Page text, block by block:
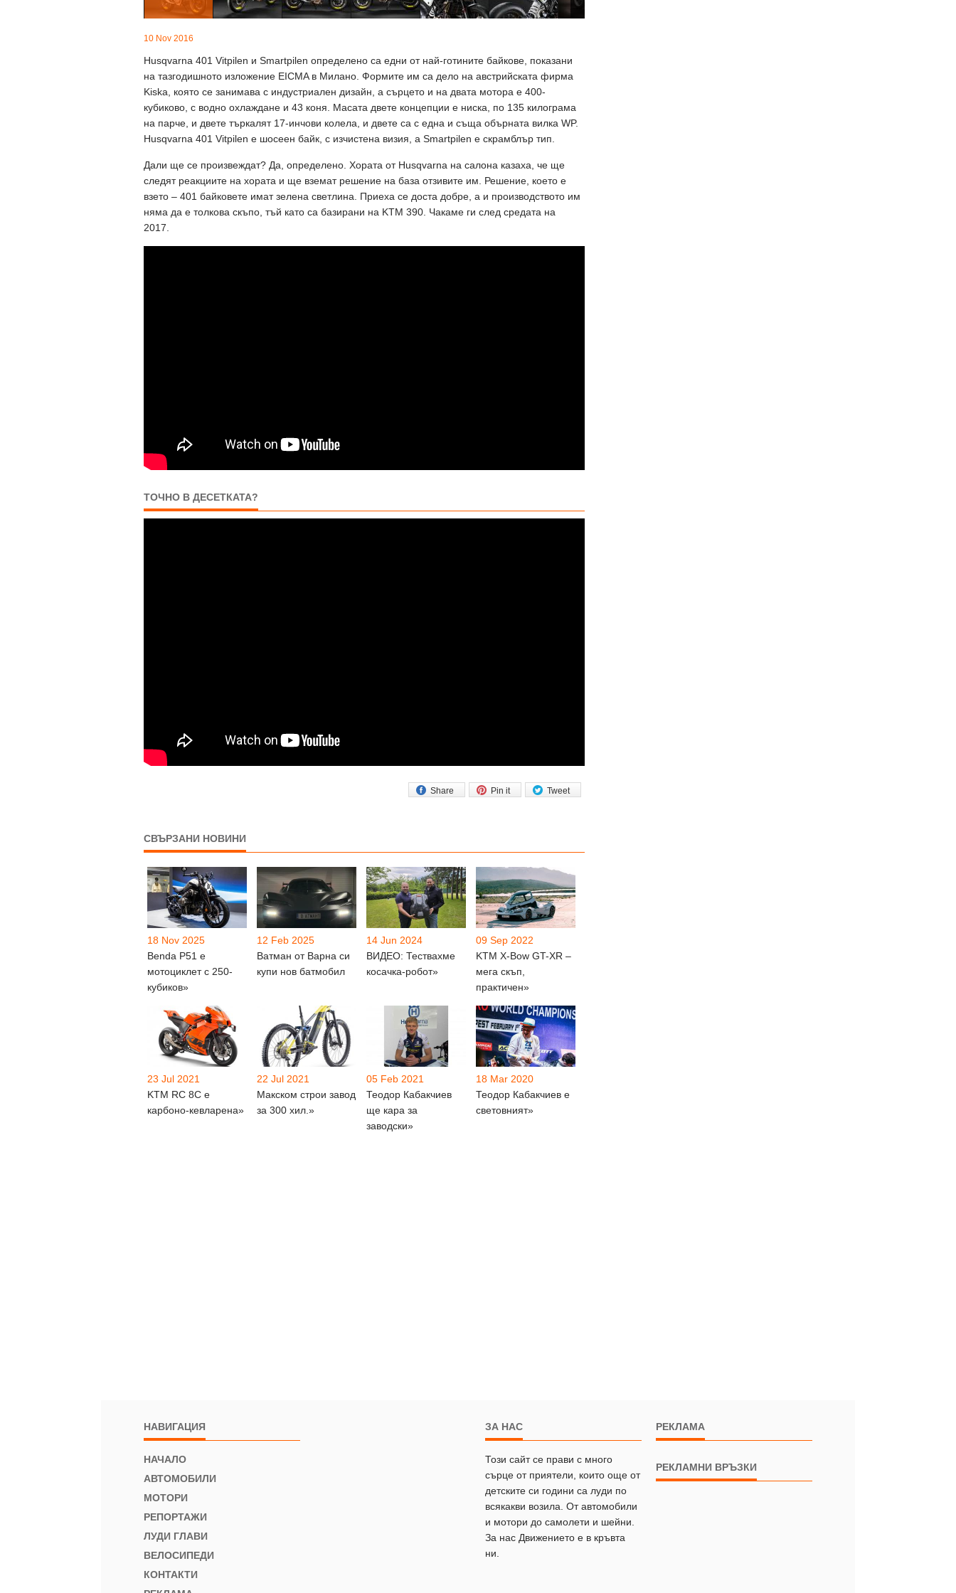
10 Nov 2016
Husqvarna 401 Vitpilen и Smartpilen определено са едни от най-готините байкове, показани
на тазгодишното изложение EICMA в Милано. Формите им са дело на австрийската фирма
Kiska, която се занимава с индустриален дизайн, а сърцето и на двата мотора е 400-
кубиково, с водно охлаждане и 43 коня. Масата двете концепции е ниска, по 135 килограма
на парче, и двете търкалят 17-инчови колела, и двете са с една и съща обърната вилка WP.
Husqvarna 401 Vitpilen е шосеен байк, с изчистена визия, а Smartpilen е скрамблър тип.
Дали ще се произвеждат? Да, определено. Хората от Husqvarna на салона казаха, че ще
следят реакциите на хората и ще вземат решение на база отзивите им. Решение, което е
взето – 401 байковете имат зелена светлина. Приеха се доста добре, а и производството им
няма да е толкова скъпо, тъй като са базирани на KTM 390. Чакаме ги след средата на
2017.
ТОЧНО В ДЕСЕТКАТА?
Tweet
Pin it
Share
СВЪРЗАНИ НОВИНИ
18 Nov 2025
Benda P51 e
мотоциклет с 250-
кубиков»
12 Feb 2025
Ватман от Варна си
купи нов батмобил
14 Jun 2024
ВИДЕО: Тествахме
косачка-робот»
09 Sep 2022
KTM X-Bow GT-XR –
мега скъп,
практичен»
23 Jul 2021
KTM RC 8C е
карбоно-кевларена»
22 Jul 2021
Макском строи завод
за 300 хил.»
05 Feb 2021
Теодор Кабакчиев
ще кара за
заводски»
18 Mar 2020
Теодор Кабакчиев е
световният»
НАВИГАЦИЯ
НАЧАЛО
АВТОМОБИЛИ
МОТОРИ
РЕПОРТАЖИ
ЛУДИ ГЛАВИ
ВЕЛОСИПЕДИ
КОНТАКТИ
ЗА НАС
Този сайт се прави с много
сърце от приятели, които още от
детските си години са луди по
всякакви возила. От автомобили
и мотори до самолети и шейни.
За нас Движението е в кръвта
ни.
РЕКЛАМА
РЕКЛАМНИ ВРЪЗКИ